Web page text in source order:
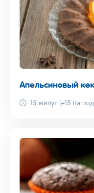
Апельсиновый
15 минут (+15 на